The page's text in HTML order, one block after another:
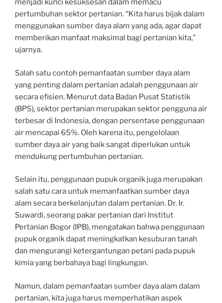
menjadi kunci kesuksesan dalam memacu
pertumbuhan sektor pertanian. “Kita harus bijak dalam
menggunakan sumber daya alam yang ada, agar dapat
memberikan manfaat maksimal bagi pertanian kita,”
ujarnya.
Salah satu contoh pemanfaatan sumber daya alam
yang penting dalam pertanian adalah penggunaan air
secara efisien. Menurut data Badan Pusat Statistik
(BPS), sektor pertanian merupakan sektor pengguna air
terbesar di Indonesia, dengan persentase penggunaan
air mencapai 65%. Oleh karena itu, pengelolaan
sumber daya air yang baik sangat diperlukan untuk
mendukung pertumbuhan pertanian.
Selain itu, penggunaan pupuk organik juga merupakan
salah satu cara untuk memanfaatkan sumber daya
alam secara berkelanjutan dalam pertanian. Dr. Ir.
Suwardi, seorang pakar pertanian dari Institut
Pertanian Bogor (IPB), mengatakan bahwa penggunaan
pupuk organik dapat meningkatkan kesuburan tanah
dan mengurangi ketergantungan petani pada pupuk
kimia yang berbahaya bagi lingkungan.
Namun, dalam pemanfaatan sumber daya alam dalam
pertanian, kita juga harus memperhatikan aspek